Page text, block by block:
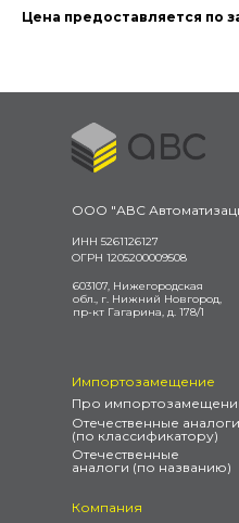
Цена предоставляется по
ИНН 5261126127
ОГРН 1205200009508
ООО "АВС
603107, Нижегородская
обл., г. Нижний Новгород,
пр-кт Гагарина, д. 178/1
Отечественные
аналоги (по названию)
Про
Импортозамещение
Отечественные аналоги
(по классификатору)
Компания